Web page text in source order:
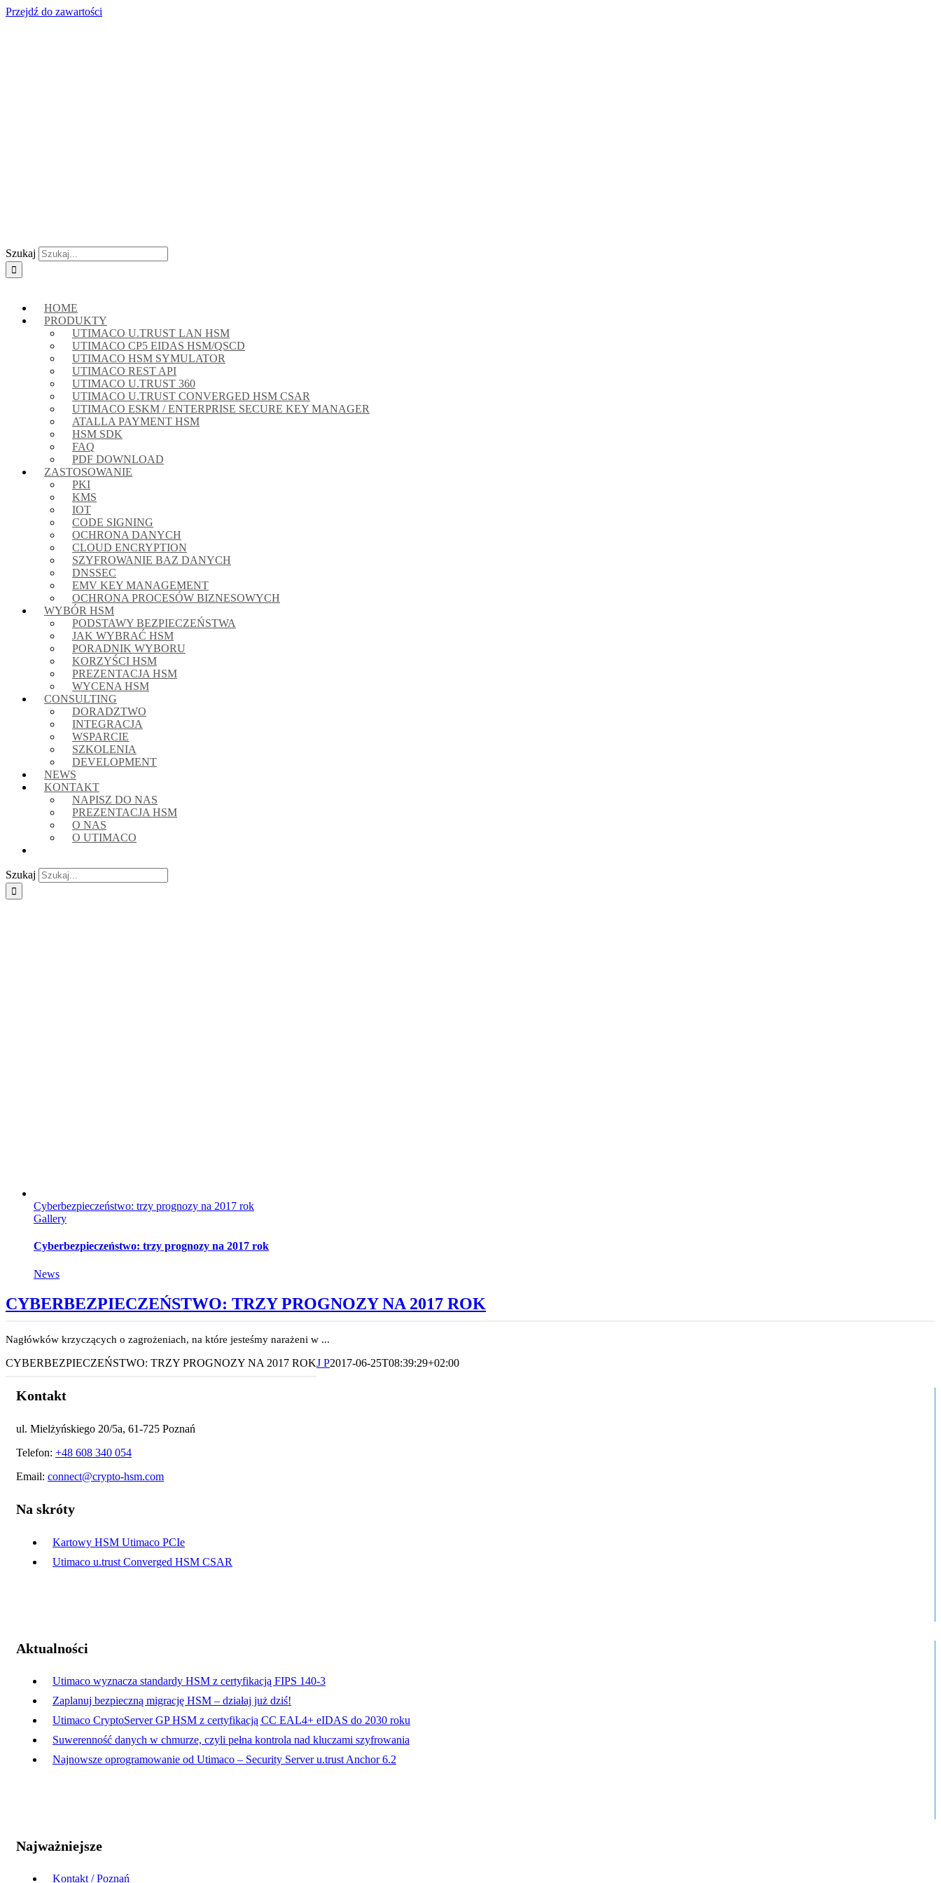
Przejdź do zawartości
Szukaj
HOME
PRODUKTY
UTIMACO U.TRUST LAN HSM
UTIMACO CP5 EIDAS HSM/QSCD
UTIMACO HSM SYMULATOR
UTIMACO REST API
UTIMACO U.TRUST 360
UTIMACO U.TRUST CONVERGED HSM CSAR
UTIMACO ESKM / ENTERPRISE SECURE KEY MANAGER
ATALLA PAYMENT HSM
HSM SDK
FAQ
PDF DOWNLOAD
ZASTOSOWANIE
PKI
KMS
IOT
CODE SIGNING
OCHRONA DANYCH
CLOUD ENCRYPTION
SZYFROWANIE BAZ DANYCH
DNSSEC
EMV KEY MANAGEMENT
OCHRONA PROCESÓW BIZNESOWYCH
WYBÓR HSM
PODSTAWY BEZPIECZEŃSTWA
JAK WYBRAĆ HSM
PORADNIK WYBORU
KORZYŚCI HSM
PREZENTACJA HSM
WYCENA HSM
CONSULTING
DORADZTWO
INTEGRACJA
WSPARCIE
SZKOLENIA
DEVELOPMENT
NEWS
KONTAKT
NAPISZ DO NAS
PREZENTACJA HSM
O NAS
O UTIMACO
Szukaj
Cyberbezpieczeństwo: trzy prognozy na 2017 rok
Gallery
Cyberbezpieczeństwo: trzy prognozy na 2017 rok
News
CYBERBEZPIECZEŃSTWO: TRZY PROGNOZY NA 2017 ROK
Nagłówków krzyczących o zagrożeniach, na które jesteśmy narażeni w ...
CYBERBEZPIECZEŃSTWO: TRZY PROGNOZY NA 2017 ROKJ P2017-06-25T08:39:29+02:00
Kontakt
ul. Mielżyńskiego 20/5a, 61-725 Poznań
Telefon: +48 608 340 054
Email: connect@crypto-hsm.com
Na skróty
Kartowy HSM Utimaco PCIe
Utimaco u.trust Converged HSM CSAR
Aktualności
Utimaco wyznacza standardy HSM z certyfikacją FIPS 140-3
Zaplanuj bezpieczną migrację HSM – działaj już dziś!
Utimaco CryptoServer GP HSM z certyfikacją CC EAL4+ eIDAS do 2030 roku
Suwerenność danych w chmurze, czyli pełna kontrola nad kluczami szyfrowania
Najnowsze oprogramowanie od Utimaco – Security Server u.trust Anchor 6.2
Najważniejsze
Kontakt / Poznań